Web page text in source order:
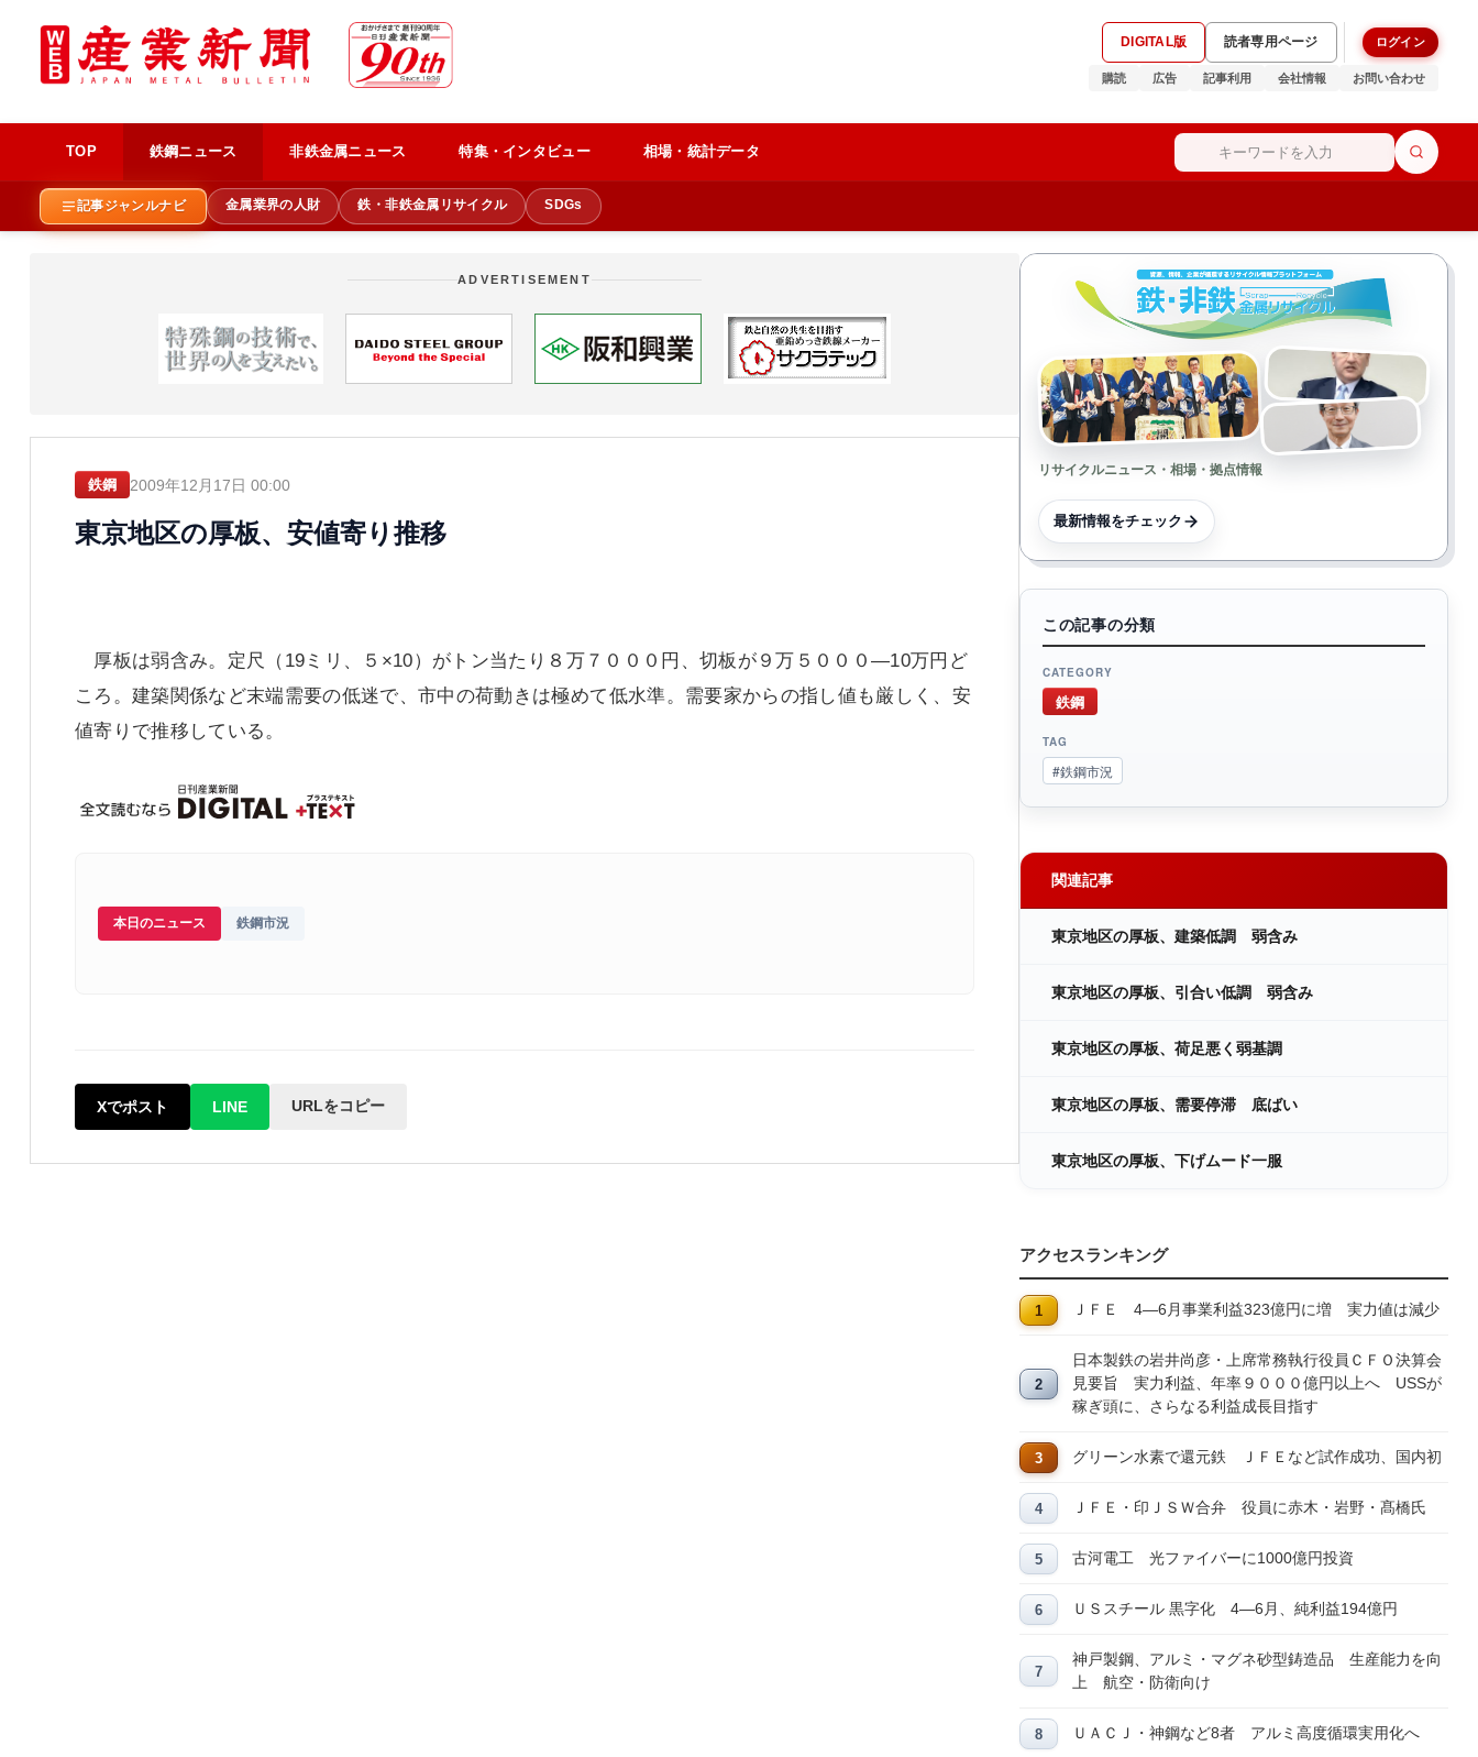
DIGITAL版 読者専用ページ ログイン
購読 広告 記事利用 会社情報 お問い合わせ
TOP 鉄鋼ニュース 非鉄金属ニュース 特集・インタビュー 相場・統計データ
記事ジャンルナビ 金属業界の人財 鉄・非鉄金属リサイクル SDGs
ADVERTISEMENT
鉄鋼 2009年12月17日 00:00
東京地区の厚板、安値寄り推移
厚板は弱含み。定尺（19ミリ、５×10）がトン当たり８万７０００円、切板が９万５０００―10万円ど
ころ。建築関係など末端需要の低迷で、市中の荷動きは極めて低水準。需要家からの指し値も厳しく、安
値寄りで推移している。
本日のニュース 鉄鋼市況
Xでポスト LINE URLをコピー
リサイクルニュース・相場・拠点情報
最新情報をチェック
この記事の分類
CATEGORY
鉄鋼
TAG
#鉄鋼市況
関連記事
東京地区の厚板、建築低調 弱含み
東京地区の厚板、引合い低調 弱含み
東京地区の厚板、荷足悪く弱基調
東京地区の厚板、需要停滞 底ばい
東京地区の厚板、下げムード一服
アクセスランキング
ＪＦＥ 4―6月事業利益323億円に増 実力値は減少
日本製鉄の岩井尚彦・上席常務執行役員ＣＦＯ決算会
見要旨 実力利益、年率９０００億円以上へ USSが
稼ぎ頭に、さらなる利益成長目指す
グリーン水素で還元鉄 ＪＦＥなど試作成功、国内初
ＪＦＥ・印ＪＳＷ合弁 役員に赤木・岩野・髙橋氏
古河電工 光ファイバーに1000億円投資
ＵＳスチール 黒字化 4―6月、純利益194億円
神戸製鋼、アルミ・マグネ砂型鋳造品 生産能力を向
上 航空・防衛向け
ＵＡＣＪ・神鋼など8者 アルミ高度循環実用化へ